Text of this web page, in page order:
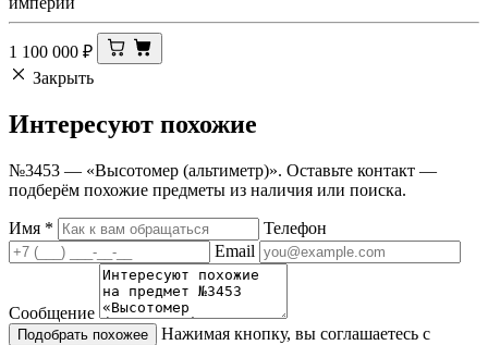
1 100 000 ₽
Закрыть
Интересуют похожие
№3453 — «Высотомер (альтиметр)». Оставьте контакт —
подберём похожие предметы из наличия или поиска.
Имя *
Телефон
Email
Сообщение
Подобрать похожее
Нажимая кнопку, вы соглашаетесь с